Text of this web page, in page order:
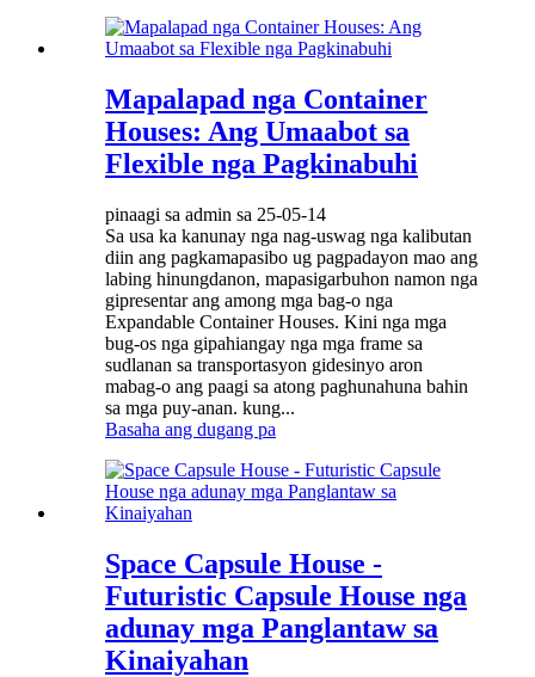
Mapalapad nga Container
Houses: Ang Umaabot sa
Flexible nga Pagkinabuhi
pinaagi sa admin sa 25-05-14
Sa usa ka kanunay nga nag-uswag nga kalibutan
diin ang pagkamapasibo ug pagpadayon mao ang
labing hinungdanon, mapasigarbuhon namon nga
gipresentar ang among mga bag-o nga
Expandable Container Houses. Kini nga mga
bug-os nga gipahiangay nga mga frame sa
sudlanan sa transportasyon gidesinyo aron
mabag-o ang paagi sa atong paghunahuna bahin
sa mga puy-anan. kung...
Basaha ang dugang pa
Space Capsule House -
Futuristic Capsule House nga
adunay mga Panglantaw sa
Kinaiyahan